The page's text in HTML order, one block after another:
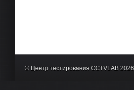
© Центр тестирования CCTVLAB 2026